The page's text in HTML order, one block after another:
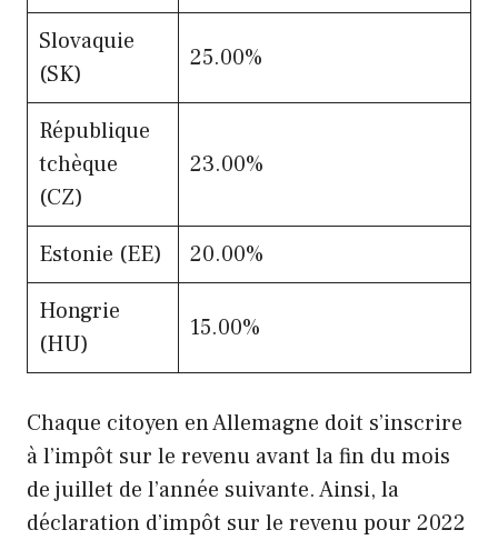
Slovaquie
(SK)
25.00%
République
tchèque
(CZ)
23.00%
Estonie (EE)
20.00%
Hongrie
(HU)
15.00%
Chaque citoyen en Allemagne doit s’inscrire
à l’impôt sur le revenu avant la fin du mois
de juillet de l’année suivante. Ainsi, la
déclaration d’impôt sur le revenu pour 2022